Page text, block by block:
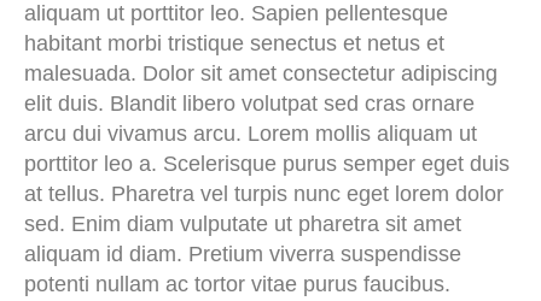
aliquam ut porttitor leo. Sapien pellentesque
habitant morbi tristique senectus et netus et
malesuada. Dolor sit amet consectetur adipiscing
elit duis. Blandit libero volutpat sed cras ornare
arcu dui vivamus arcu. Lorem mollis aliquam ut
porttitor leo a. Scelerisque purus semper eget duis
at tellus. Pharetra vel turpis nunc eget lorem dolor
sed. Enim diam vulputate ut pharetra sit amet
aliquam id diam. Pretium viverra suspendisse
potenti nullam ac tortor vitae purus faucibus.